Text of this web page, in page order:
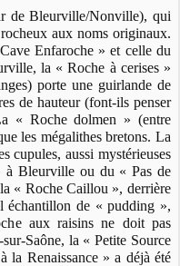
de Bleurville/Nonville), qui
aux noms originaux.
Enfaroche » et celle du
la « Roche à cerises »
porte une guirlande de
de hauteur (font-ils penser
« Roche dolmen » (entre
les mégalithes bretons. La
cupules, aussi mystérieuses
Bleurville ou du « Pas de
« Roche Caillou », derrière
échantillon de « pudding »,
aux raisins ne doit pas
Saône, la « Petite Source
la Renaissance » a déjà été